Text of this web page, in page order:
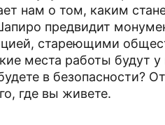
нам о том, каким
предвидит
стареющими
места работы будут
в безопасности?
где вы живете.